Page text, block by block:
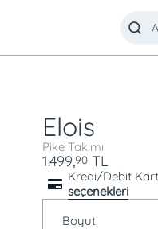
Elois
Pike Takımı
1.499,90 TL
Kredi/Debit
seçenekleri
Boyut